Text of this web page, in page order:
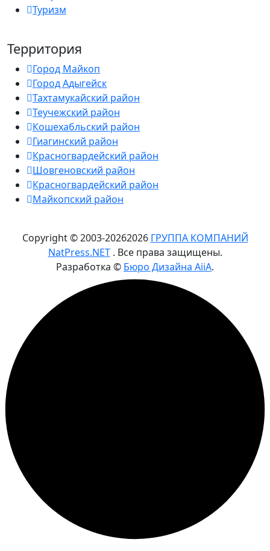
Туризм
Территория
Город Майкоп
Город Адыгейск
Тахтамукайский район
Теучежский район
Кошехабльский район
Гиагинский район
Красногвардейский район
Шовгеновский район
Красногвардейский район
Майкопский район
Copyright © 2003-20262026 ГРУППА КОМПАНИЙ
NatPress.NET. Все права защищены.
Разработка © Бюро Дизайна AiiA.